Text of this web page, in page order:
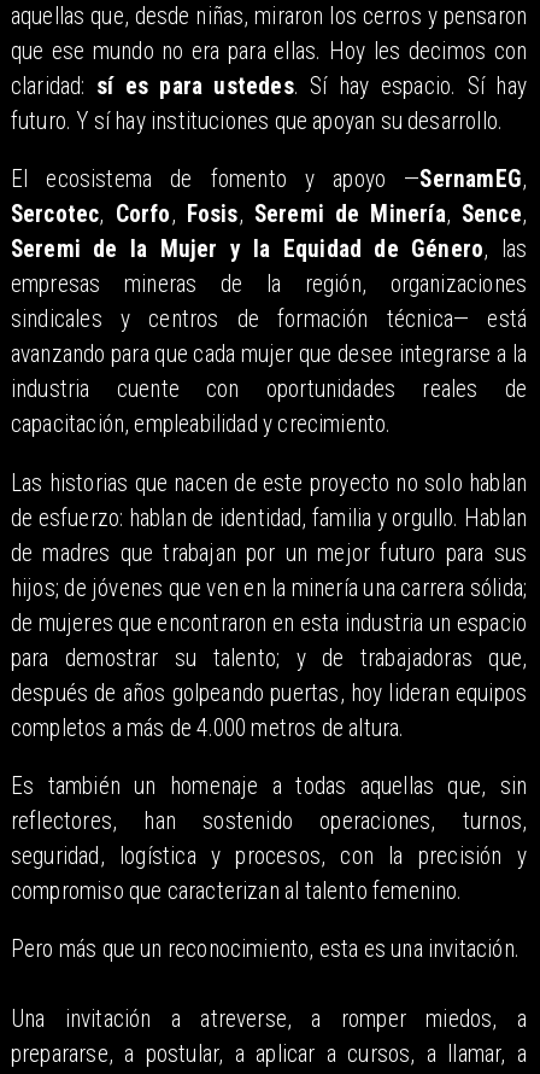
aquellas que, desde niñas, miraron los cerros y pensaron
que ese mundo no era para ellas. Hoy les decimos con
claridad: sí es para ustedes. Sí hay espacio. Sí hay
futuro. Y sí hay instituciones que apoyan su desarrollo.
El ecosistema de fomento y apoyo —SernamEG,
Sercotec, Corfo, Fosis, Seremi de Minería, Sence,
Seremi de la Mujer y la Equidad de Género, las
empresas mineras de la región, organizaciones
sindicales y centros de formación técnica— está
avanzando para que cada mujer que desee integrarse a la
industria cuente con oportunidades reales de
capacitación, empleabilidad y crecimiento.
Las historias que nacen de este proyecto no solo hablan
de esfuerzo: hablan de identidad, familia y orgullo. Hablan
de madres que trabajan por un mejor futuro para sus
hijos; de jóvenes que ven en la minería una carrera sólida;
de mujeres que encontraron en esta industria un espacio
para demostrar su talento; y de trabajadoras que,
después de años golpeando puertas, hoy lideran equipos
completos a más de 4.000 metros de altura.
Es también un homenaje a todas aquellas que, sin
reflectores, han sostenido operaciones, turnos,
seguridad, logística y procesos, con la precisión y
compromiso que caracterizan al talento femenino.
Pero más que un reconocimiento, esta es una invitación.
Una invitación a atreverse, a romper miedos, a
prepararse, a postular, a aplicar a cursos, a llamar, a